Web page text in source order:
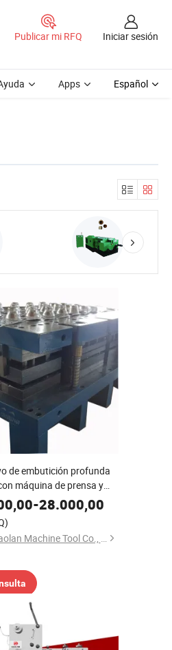
Publicar mi RFQ Iniciar sesión
Apps Español
de embutición profunda
máquina de prensa y
-28.000,00
Zhejiang Jinaolan Machine Tool Co., Ltd.